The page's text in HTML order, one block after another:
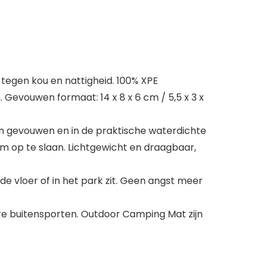
kou en nattigheid. 100% XPE
formaat: 14 x 8 x 6 cm / 5,5 x 3 x
gevouwen en in de praktische waterdichte
op te slaan. Lichtgewicht en draagbaar,
vloer of in het park zit. Geen angst meer
buitensporten. Outdoor Camping Mat zijn